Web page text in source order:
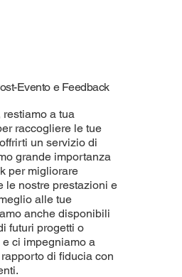
Evento e Feedback
a tua
raccogliere le tue
un servizio di
grande importanza
per migliorare
le nostre prestazioni e
alle tue
anche disponibili
futuri progetti o
ci impegniamo a
di fiducia con